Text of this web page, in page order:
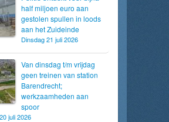
half miljoen euro aan
gestolen spullen in loods
aan het Zuideinde
Dinsdag 21 juli 2026
Van dinsdag t/m vrijdag
geen treinen van station
Barendrecht;
werkzaamheden aan
spoor
juli 2026